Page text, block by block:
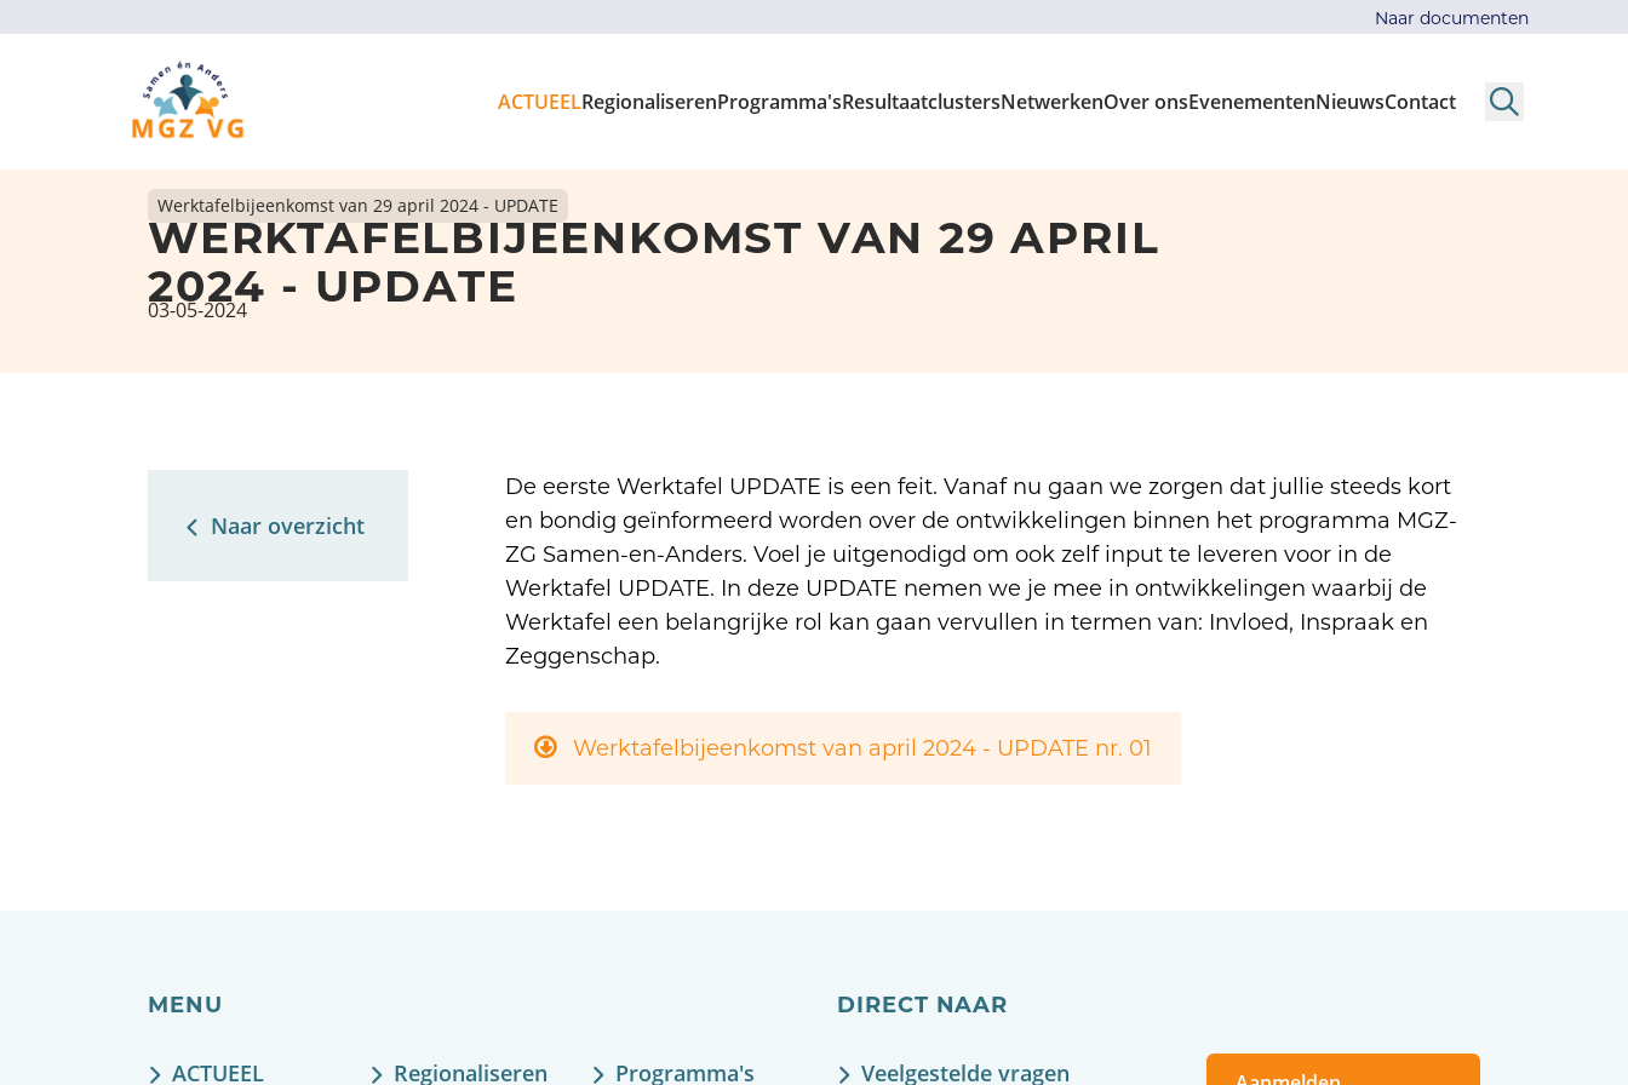
ACTUEELRegionaliserenProgramma'sResultaatclustersNetwerkenOver onsEvenementenNieuwsContact Search
Naar documenten
Werktafelbijeenkomst van 29 april 2024 - UPDATE
WERKTAFELBIJEENKOMST VAN 29 APRIL
2024 - UPDATE
03-05-2024
Naar overzicht
De eerste Werktafel UPDATE is een feit. Vanaf nu gaan we zorgen dat jullie steeds kort
en bondig geïnformeerd worden over de ontwikkelingen binnen het programma MGZ-
ZG Samen-en-Anders. Voel je uitgenodigd om ook zelf input te leveren voor in de
Werktafel UPDATE. In deze UPDATE nemen we je mee in ontwikkelingen waarbij de
Werktafel een belangrijke rol kan gaan vervullen in termen van: Invloed, Inspraak en
Zeggenschap.
Werktafelbijeenkomst van april 2024 - UPDATE nr. 01
MENU
ACTUEEL Regionaliseren Programma's
DIRECT NAAR
Veelgestelde vragen